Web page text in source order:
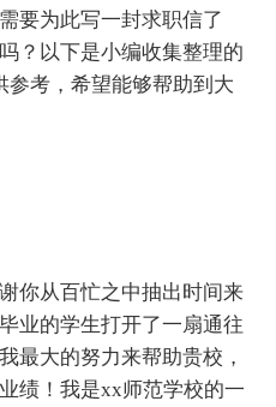
要为此写一封求职信了
？以下是小编收集整理的
参考，希望能够帮助到大
你从百忙之中抽出时间来
业的学生打开了一扇通往
最大的努力来帮助贵校，
绩！我是xx师范学校的一